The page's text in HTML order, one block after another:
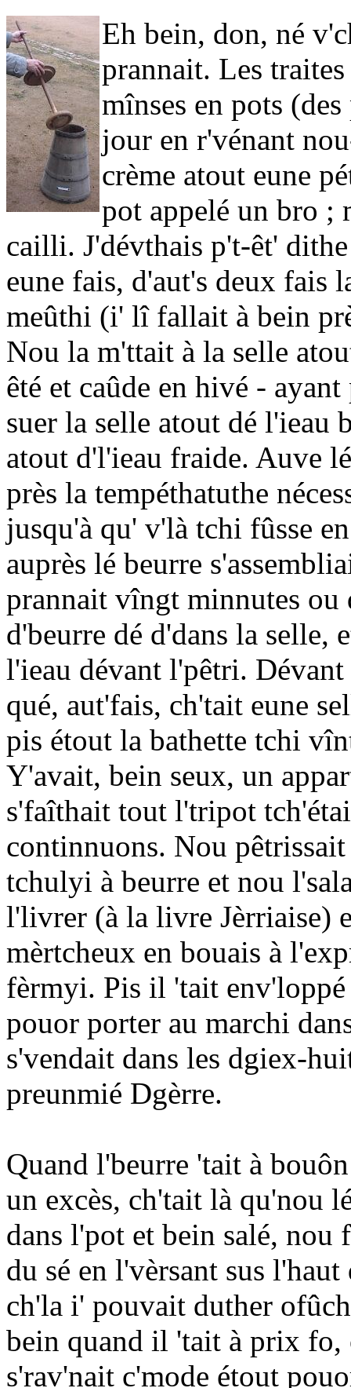
Eh bein, don, né
prannait. Les
mînses en pots
jour en r'vénant
crème atout eune
pot appelé un bro ;
cailli. J'dévthais p't-êt'
eune fais, d'aut's deux fais
meûthi (i' lî fallait à bein
Nou la m'ttait à la selle
êté et caûde en hivé -
suer la selle atout dé
atout d'l'ieau fraide. Auve
près la tempéthatuthe
jusqu'à qu' v'là tchi fûsse
auprès lé beurre
prannait vîngt minnutes
d'beurre dé d'dans la selle,
l'ieau dévant l'pêtri.
qué, aut'fais, ch'tait eune
pis étout la bathette tchi
Y'avait, bein seux, un
s'faîthait tout l'tripot
continnuons. Nou
tchulyi à beurre et nou
l'livrer (à la livre Jèrriaise)
mèrtcheux en bouais à
fèrmyi. Pis il 'tait
pouor porter au marchi
s'vendait dans les dgiex-
preunmié Dgèrre.
Quand l'beurre 'tait à
un excès, ch'tait là qu'nou
dans l'pot et bein salé,
du sé en l'vèrsant sus
ch'la i' pouvait duther
bein quand il 'tait à prix fo,
s'rav'nait c'mode étout